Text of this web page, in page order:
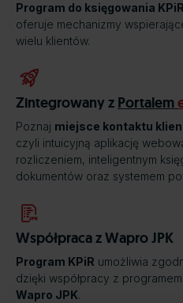
Program do księgowania KPiR
oferuje mechanizmy
wielu klientów.
Zintegrowany z Portalem
Poznaj miejsce kontaktu
czyli intuicyjną aplikację
rozliczeniem, inteligentnym
dokumentów oraz systemem
Współpraca z Wapro JPK
Program KPiR umożliwia
dzięki współpracy z programem
Wapro JPK.